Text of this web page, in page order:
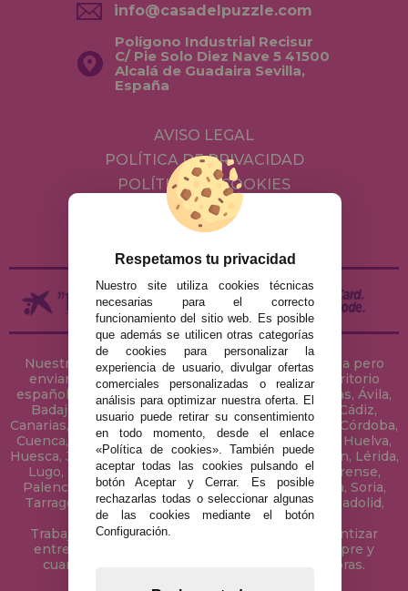
info@casadelpuzzle.com
Polígono Industrial Recisur
C/ Pie Solo Diez Nave 5 41500
Alcalá de Guadaira Sevilla,
España
AVISO LEGAL
POLÍTICA DE PRIVACIDAD
POLÍTICA DE COOKIES
ENVÍOS Y DEVOLUCIONES
DEVOLUCIONES / DESISTIMIENTO
Nuestra tienda de puzzles está ubicada en Sevilla pero
enviamos tus puzzles a cualquier ciudad del territorio
español: Álava, Albacete, Alicante, Almería, Asturias, Ávila,
Badajoz, Baleares, Barcelona, Burgos, Cáceres, Cádiz,
Canarias, Cantabria, Castellón, Ceuta, Ciudad Real, Córdoba,
Cuenca, Gerona, Granada, Guadalajara, Guipúzcoa, Huelva,
Huesca, Jaén, La Coruña, La Rioja, Las Palmas, Leon, Lérida,
Lugo, Madrid, Málaga, Melilla, Murcia, Navarra, Orense,
Palencia, Pontevedra, Salamanca, Segovia, Sevilla, Soria,
Tarragona, Tenerife, Teruel, Toledo, Valencia, Valladolid,
Vizcaya, Zamora y Zaragoza.
Trabajamos con Stocks permanentes para garantizar
entregas rápidas en territorio peninsular, siempre y
cuando el pedido se realice antes de las 18 horas.
Respetamos tu privacidad
Nuestro site utiliza cookies técnicas
necesarias para el correcto
funcionamiento del sitio web. Es posible
que además se utilicen otras categorías
de cookies para personalizar la
experiencia de usuario, divulgar ofertas
comerciales personalizadas o realizar
análisis para optimizar nuestra oferta. El
usuario puede retirar su consentimiento
en todo momento, desde el enlace
«Política de cookies». También puede
aceptar todas las cookies pulsando el
botón Aceptar y Cerrar. Es posible
rechazarlas todas o seleccionar algunas
de las cookies mediante el botón
Configuración.